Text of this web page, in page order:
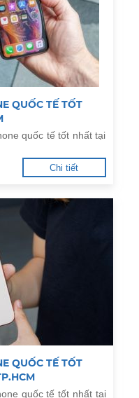
QUỐC TẾ TỐT
quốc tế tốt nhất tại
Chi tiết
QUỐC TẾ TỐT
quốc tế tốt nhất tại